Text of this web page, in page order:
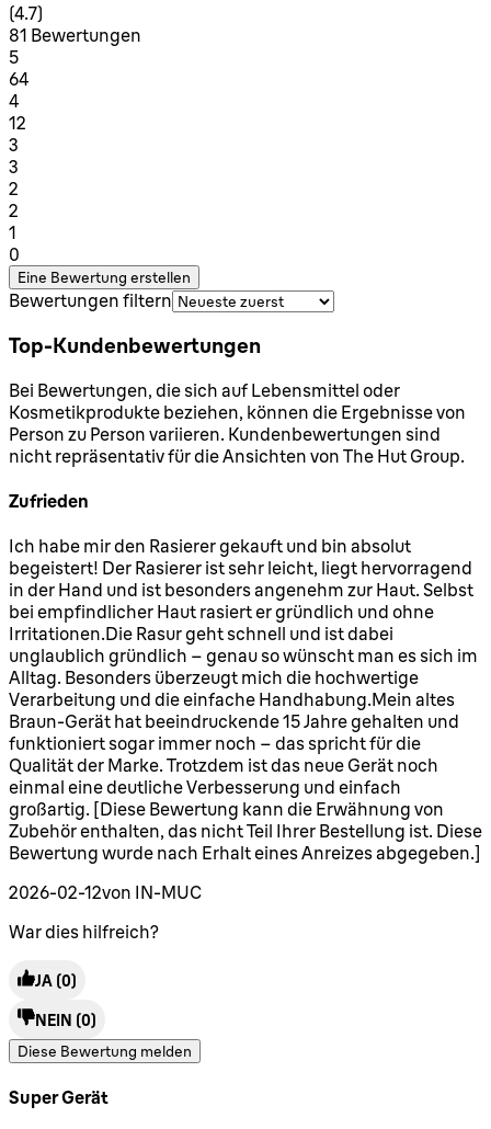
4.7 Sterne von maximal 5
(4.7)
81 Bewertungen
51 Sterne von maximal 1
64
41 Sterne von maximal 1
12
3
3
2
2
1
0
Eine Bewertung erstellen
Bewertungen filtern
Top-Kundenbewertungen
Bei Bewertungen, die sich auf Lebensmittel oder
Kosmetikprodukte beziehen, können die Ergebnisse von
Person zu Person variieren. Kundenbewertungen sind
nicht repräsentativ für die Ansichten von The Hut Group.
Zufrieden
5 Sterne von maximal 5
Ich habe mir den Rasierer gekauft und bin absolut
begeistert! Der Rasierer ist sehr leicht, liegt hervorragend
in der Hand und ist besonders angenehm zur Haut. Selbst
bei empfindlicher Haut rasiert er gründlich und ohne
Irritationen.Die Rasur geht schnell und ist dabei
unglaublich gründlich – genau so wünscht man es sich im
Alltag. Besonders überzeugt mich die hochwertige
Verarbeitung und die einfache Handhabung.Mein altes
Braun-Gerät hat beeindruckende 15 Jahre gehalten und
funktioniert sogar immer noch – das spricht für die
Qualität der Marke. Trotzdem ist das neue Gerät noch
einmal eine deutliche Verbesserung und einfach
großartig. [Diese Bewertung kann die Erwähnung von
Zubehör enthalten, das nicht Teil Ihrer Bestellung ist. Diese
Bewertung wurde nach Erhalt eines Anreizes abgegeben.]
2026-02-12von IN-MUC
War dies hilfreich?
JA (0)
NEIN (0)
Diese Bewertung melden
Super Gerät